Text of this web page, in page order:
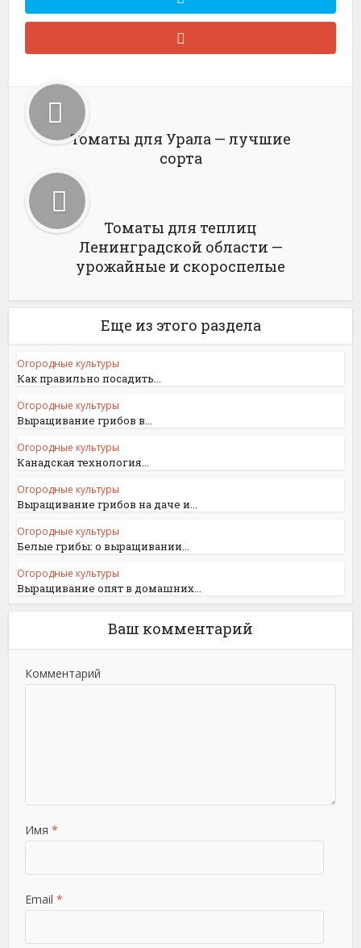
Томаты для Урала — лучшие
сорта
Томаты для теплиц
Ленинградской области —
урожайные и скороспелые
Еще из этого раздела
Огородные культуры
Как правильно посадить...
Огородные культуры
Выращивание грибов в...
Огородные культуры
Канадская технология...
Огородные культуры
Выращивание грибов на даче и...
Огородные культуры
Белые грибы: о выращивании...
Огородные культуры
Выращивание опят в домашних...
Ваш комментарий
Комментарий
Имя *
Email *